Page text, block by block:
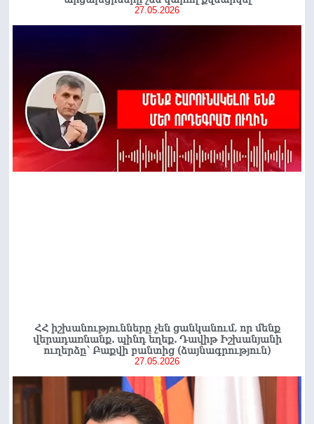
27.05.2026
ՀՀ իշխանությունները չեն ցանկանում, որ մենք
վերադառնանք. պինդ եղեք. Դավիթ Իշխանյանի
ուղերձը՝ Բաքվի բանտից (ձայնագրություն)
27.05.2026